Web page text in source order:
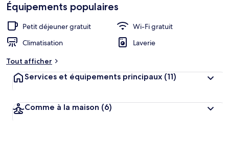
Équipements populaires
Petit déjeuner gratuit
Wi-Fi gratuit
Climatisation
Laverie
Tout afficher
Services et équipements principaux (11)
Comme à la maison (6)